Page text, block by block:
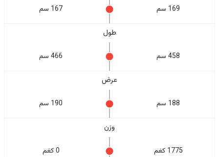
169 سم 167 سم
طول
458 سم 466 سم
عرض
188 سم 190 سم
وزن
1775 كغم 0 كغم